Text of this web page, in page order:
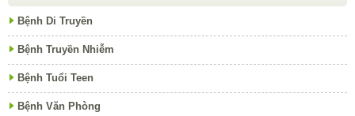
Bệnh Di Truyền
Bệnh Truyền Nhiễm
Bệnh Tuổi Teen
Bệnh Văn Phòng